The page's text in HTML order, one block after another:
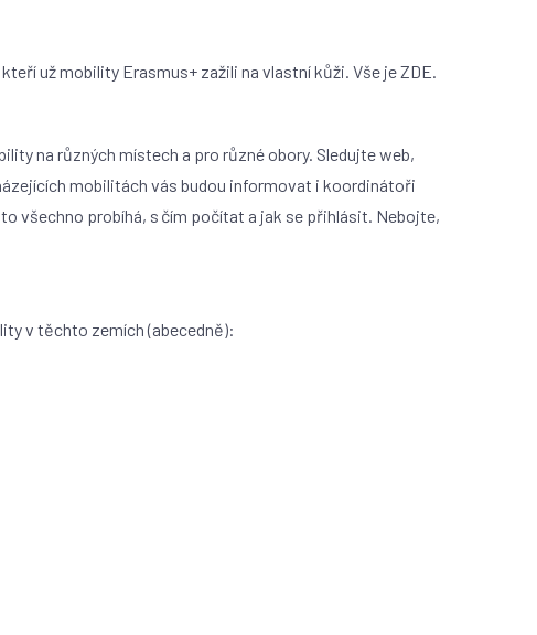
už mobility Erasmus+ zažili na vlastní kůži. Vše je ZDE.
na různých místech a pro různé obory. Sledujte web,
mobilitách vás budou informovat i koordinátoři
všechno probíhá, s čím počítat a jak se přihlásit. Nebojte,
v těchto zemích (abecedně):